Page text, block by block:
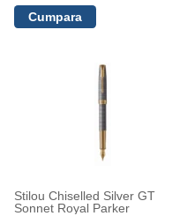
Stilou Chiselled Silver GT
Sonnet Royal Parker